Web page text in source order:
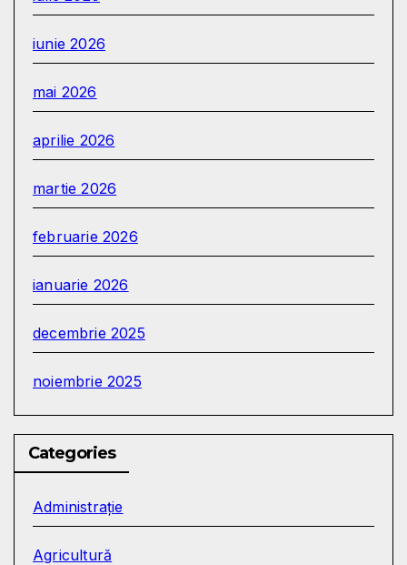
iunie 2026
mai 2026
aprilie 2026
martie 2026
februarie 2026
ianuarie 2026
decembrie 2025
noiembrie 2025
Categories
Administrație
Agricultură